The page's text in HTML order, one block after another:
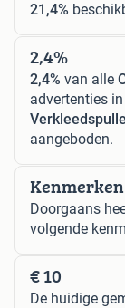
21,4%
2,4%
2,4% van alle
advertenties
aangeboden.
Kenmerken
Doorgaans
volgende
€ 10
De huidige